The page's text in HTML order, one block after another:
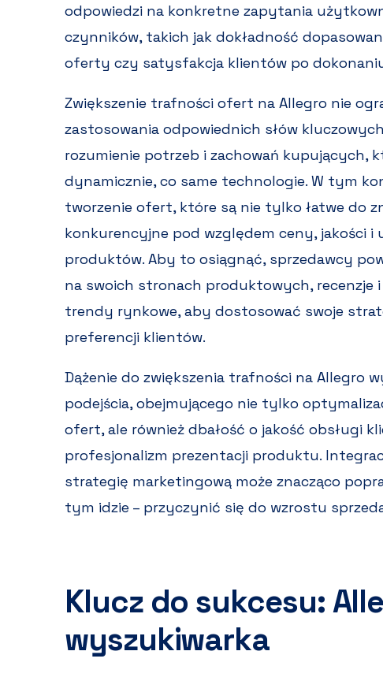
odpowiedzi na konkretne zapytania
czynników, takich jak dokładność
oferty czy satysfakcja klientów po
Zwiększenie trafności ofert na Allegro nie
zastosowania odpowiednich słów
rozumienie potrzeb i zachowań kupujących,
dynamicznie, co same technologie. W tym
tworzenie ofert, które są nie tylko łatwe do
konkurencyjne pod względem ceny, jakości
produktów. Aby to osiągnąć, sprzedawcy
na swoich stronach produktowych, recenzje
trendy rynkowe, aby dostosować swoje
preferencji klientów.
Dążenie do zwiększenia trafności na Allegro
podejścia, obejmującego nie tylko
ofert, ale również dbałość o jakość obsługi
profesjonalizm prezentacji produktu.
strategię marketingową może znacząco
tym idzie – przyczynić się do wzrostu
Klucz do sukcesu:
wyszukiwarka